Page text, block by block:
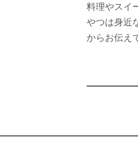
料理やスイ
やつは身近
からお伝え